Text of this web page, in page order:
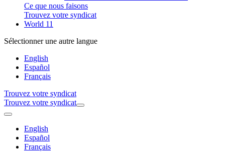
Ce que nous faisons
Trouvez votre syndicat
World 11
Sélectionner une autre langue
English
Español
Français
Trouvez votre syndicat
Trouvez votre syndicat
English
Español
Français